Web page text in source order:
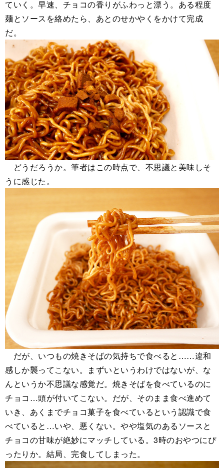
ていく。早速、チョコの香りがふわっと漂う。ある程度
麺とソースを絡めたら、あとのせかやくをかけて完成
だ。
どうだろうか。筆者はこの時点で、不思議と美味しそ
うに感じた。
だが、いつもの焼きそばの気持ちで食べると……違和
感しか襲ってこない。まずいというわけではないが、な
んというか不思議な感覚だ。焼きそばを食べているのに
チョコ…頭が付いてこない。だが、そのまま食べ進めて
いき、あくまでチョコ菓子を食べているという認識で食
べていると…いや、悪くない。やや塩気のあるソースと
チョコの甘味が絶妙にマッチしている。3時のおやつにぴ
ったりか。結局、完食してしまった。